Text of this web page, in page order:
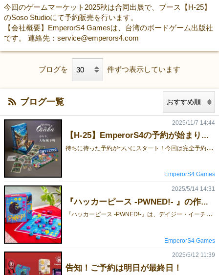
今回のゲームマーケット2025秋は合同出展で、ブース【H-25】
のSoso Studioにて予約販売を行います。
【会社概要】EmperorS4 Gamesは、台湾のボードゲーム出版社
です。 連絡先：service@emperors4.com
ブログを 件ずつ表示しています
ブログ一覧
【H-25】EmperorS4の予約が始まりました！
待
ちに待った予約がついにスタート！今回は完全予約限定ですので、ぜひ私たちの商品を手に入れたい方は忘れずに予約してください。今回のゲームマーケット2025秋は合同出展で、委託ブース【H-25】のSoso Studioにて予約販売を行います。『ぶらり、大阪城下町』に加えて、新装版『トリイ』も登場！箱がコンパクトになり、価格もお手頃になりました。予約フォーム
2025/11/7 14:44
EmperorS4 Games
『ハッカーピース -PWNED!- 』の作者紹介
『
ハッカーピース -PWNED!-』は、デイジー・イーチン・チェンによる初のゲームデザイン作品であり、彼女にとって初めてのゲームマーケット参加作品でもあります。以下は、彼女の簡単なプロフィールです：デイジー・イーチン・チェンについてこんにちは、デイジー・イーチン・チェンです。ゲームプログラマーだった父の影響で、子どもの頃からゲームが大好きでした。そして今、自らもボードゲームデザイナーとして、第一作『PWNED!』でデビューすることになりました。ユーロゲームやアブストラクト戦略ゲーム、スタッキングやバランス系のメカニクスに特に惹かれます。また、SFやファンタジーの世界観も大好きで、『PWNED!』のサイバーパンクなテーマにもその影響が色濃く表れています。台湾出身であり、ストーリーテリングと世界観構築に情熱を注ぐブランドデザイナーとしても活動しています。現在は「Heybye+ Design Studio」を運営し、キャラクター性と強いコンセプトを大切にしたデザイン制作を行っています。 なぜマスコットがセンザンコウなの？「なぜマスコットがセンザンコウ（穿山甲）なの？」と聞かれることがあります。確かにちょっと意外かもしれませんが、ちゃんと理由があります。ハッカーのマスコットキャラクターにぴったりの動物を探していたとき、「台湾らしさ」を感じさせる存在が欲しかったんです。台湾黒熊、タイワンジカ、そしてセンザンコウなどが候補にあがりました。その中でセンザンコウが選ばれたのは、「身を守るときに丸まる」という特徴が、まさにハッカーやサイバー戦のメタファーにぴったりだと思ったからです。台湾は「ITの島」として知られており、ノートパソコンの生産でも有名です。なので、うちのセンザンコウにはノートPCを持たせました。そして、私が住んでいる台北という街は、まるでリアルなサイバーパンク映画のセットのような雰囲気もあって……当然ながらゲーム全体もサイバーパンクな世界観になりました！ちなみに、ゲームには日本語・英語・中国語の3言語ルールブックが同梱されています！こちらでルールの参考もご覧いただけます：ご予約はすでに終了しましたが、ご興味のある方はぜひ【エリア-38】までお越しください！ゲーム自体もとっても持ち運びやすいです！
2025/5/14 14:31
EmperorS4 Games
告知！ご予約は明日が最終日！
2025/5/12 11:39